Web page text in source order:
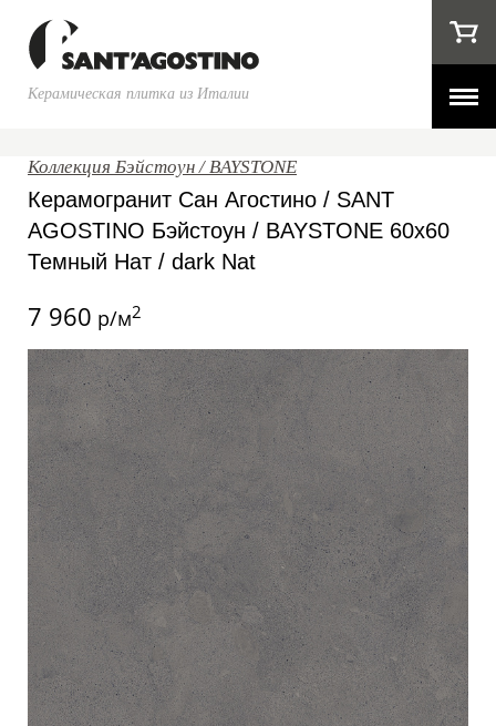
Керамическая плитка из Италии
Коллекция Бэйстоун / BAYSTONE
Керамогранит Сан Агостино / SANT
AGOSTINO Бэйстоун / BAYSTONE 60x60
Темный Нат / dark Nat
7 960 р/м2